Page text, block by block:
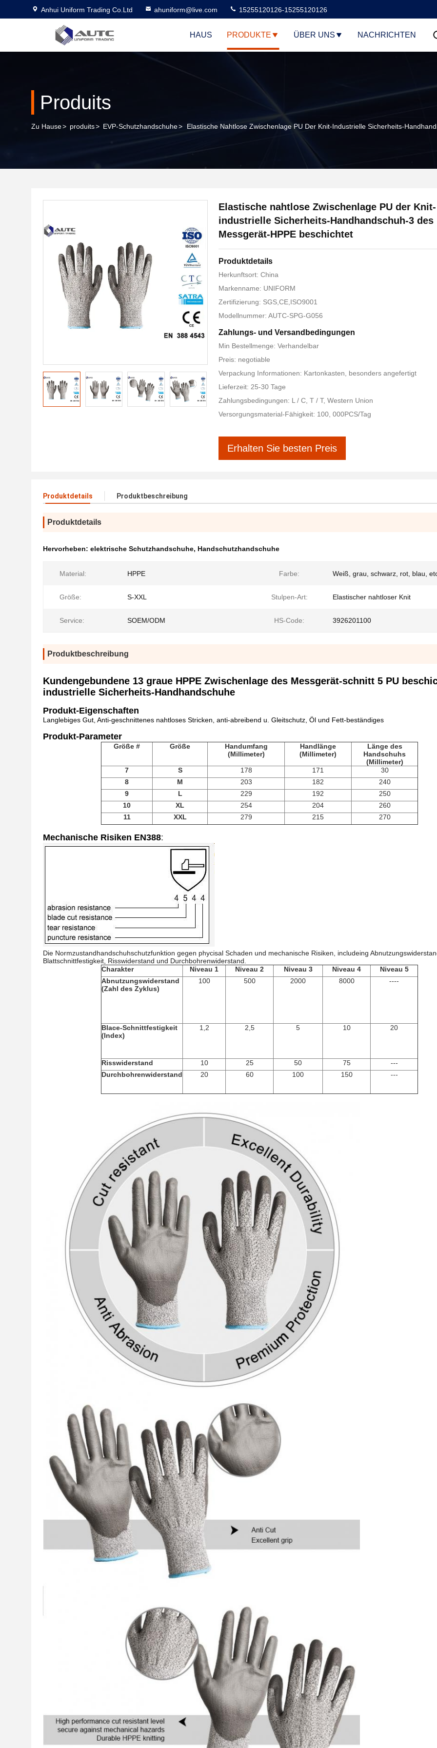
Anhui Uniform Trading Co.Ltd ahuniform@live.com 15255120126-15255120126
HAUS PRODUKTE ÜBER UNS NACHRICHTEN
Produits
Zu Hause> produits> EVP-Schutzhandschuhe> Elastische Nahtlose Zwischenlage PU Der Knit-Industrielle Sicherheits-
Elastische nahtlose Zwischenlage PU der Knit-
industrielle Sicherheits-Handhandschuh-3 des
Messgerät-HPPE beschichtet
Produktdetails
Herkunftsort: China
Markenname: UNIFORM
Zertifizierung: SGS,CE,ISO9001
Modellnummer: AUTC-SPG-G056
Zahlungs- und Versandbedingungen
Min Bestellmenge: Verhandelbar
Preis: negotiable
Verpackung Informationen: Kartonkasten, besonders angefertigt
Lieferzeit: 25-30 Tage
Zahlungsbedingungen: L / C, T / T, Western Union
Versorgungsmaterial-Fähigkeit: 100, 000PCS/Tag
Erhalten Sie besten Preis
Produktdetails Produktbeschreibung
Produktdetails
Hervorheben: elektrische Schutzhandschuhe, Handschutzhandschuhe
Material: HPPE Farbe: Weiß, grau, schwarz, rot, blau,
Größe: S-XXL Stulpen-Art: Elastischer nahtloser Knit
Service: SOEM/ODM HS-Code: 3926201100
Produktbeschreibung
Kundengebundene 13 graue HPPE Zwischenlage des Messgerät-schnitt 5 PU
industrielle Sicherheits-Handhandschuhe
Produkt-Eigenschaften
Langlebiges Gut, Anti-geschnittenes nahtloses Stricken, anti-abreibend u. Gleitschutz, Öl und Fett-beständiges
Produkt-Parameter
Größe # Größe
Handumfang
(Millimeter)
Handlänge
(Millimeter)
Länge des
Handschuhs
(Millimeter)
7
S 178 171
30
8
M 203 182
240
9
L 229 192
250
10
XL 254 204
260
11
XXL 279 215 270
Mechanische Risiken EN388:
Die Normzustandhandschuhschutzfunktion gegen phycisal Schaden und mechanische Risiken, includeing
Blattschnittfestigkeit, Risswiderstand und Durchbohrenwiderstand.
Charakter
Niveau 1 Niveau 2 Niveau 3 Niveau 4
Niveau 5
Abnutzungswiderstand
(Zahl des Zyklus)
100 500 2000 8000 ----
Blace-Schnittfestigkeit
(Index)
1,2 2,5 5 10 20
Risswiderstand 10 25 50 75
---
Durchbohrenwiderstand
20 60 100 150 ---